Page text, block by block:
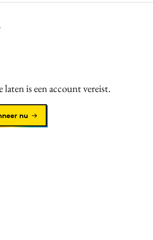
laten is een account vereist.
nu